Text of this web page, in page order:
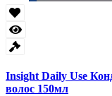
Insight Daily Use
волос 150мл